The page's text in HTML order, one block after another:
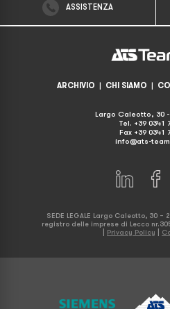
ASSISTENZA
ARCHIVIO | CHI SIAMO |
Largo Caleotto, 30 -
Tel. +39 0341
Fax +39 0341
info@ats-
SEDE LEGALE Largo Caleotto, 30 –
registro delle imprese di Lecco
Privacy Policy